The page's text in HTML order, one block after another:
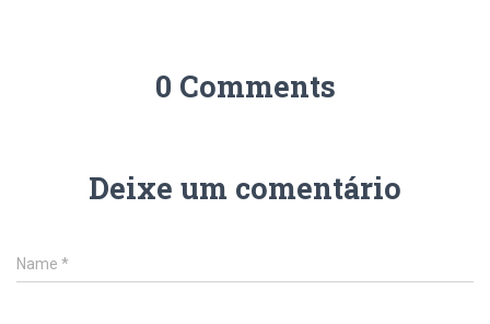
0 Comments
Deixe um comentário
Name *